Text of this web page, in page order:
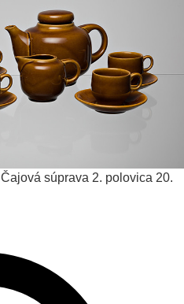
Čajová súprava 2. polovica 20.